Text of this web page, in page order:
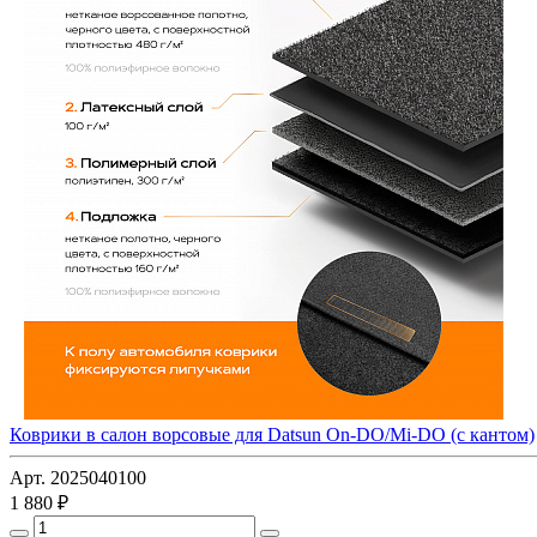
Коврики в салон ворсовые для Datsun On-DO/Mi-DO (с кантом)
Арт. 2025040100
1 880 ₽